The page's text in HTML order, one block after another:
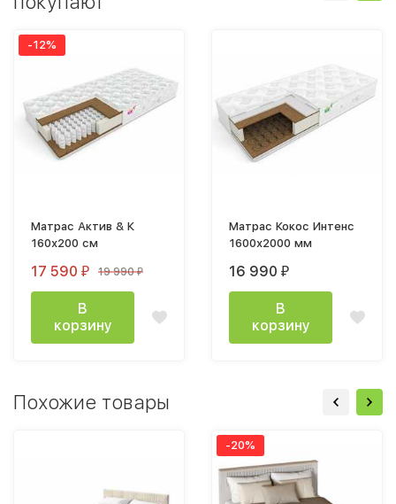
-12%
Матрас Актив & К
160х200 см
17 590 ₽ 19 990₽
В
корзину
Матрас Кокос Интенс
1600х2000 мм
16 990 ₽
В
корзину
Похожие товары
-20%